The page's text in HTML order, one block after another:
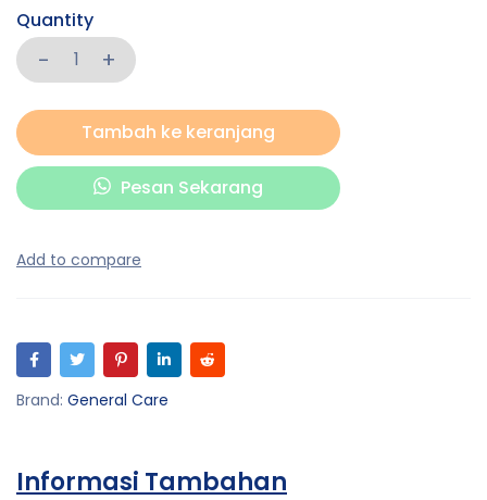
Quantity
Tambah ke keranjang
Pesan Sekarang
Brand: General Care
Informasi Tambahan